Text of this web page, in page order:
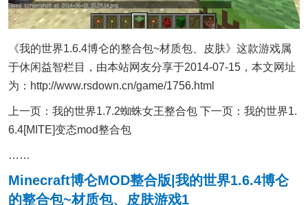
《我的世界1.6.4博仑的整合包~材质包、皮肤》这款游戏属
于休闲益智栏目，由本站网友分享于2014-07-15，本文网址
为：http://www.rsdown.cn/game/1756.html
上一页：我的世界1.7.2蜘蛛女王整合包 下一页：我的世界1.
6.4[MITE]变态mod整合包
……
Minecraft博仑MOD整合版|我的世界1.6.4博仑
的整合包~材质包、皮肤游戏1